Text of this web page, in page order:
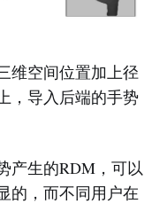
维空间位置加上径
，导入后端的手势
产生的RDM，可以
的，而不同用户在